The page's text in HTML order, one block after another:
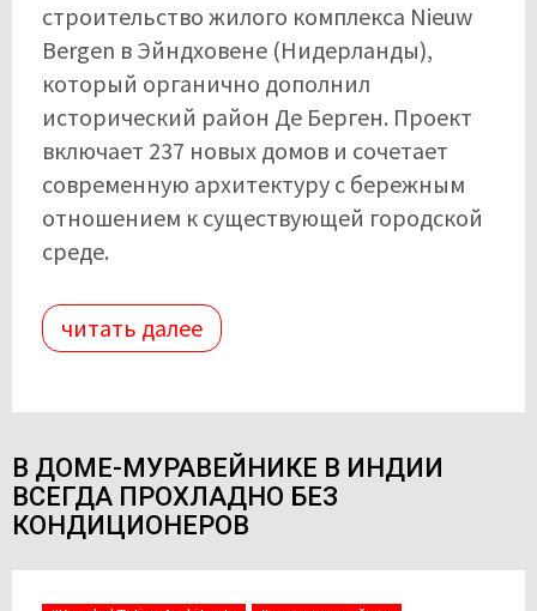
строительство жилого комплекса Nieuw
Bergen в Эйндховене (Нидерланды),
который органично дополнил
исторический район Де Берген. Проект
включает 237 новых домов и сочетает
современную архитектуру с бережным
отношением к существующей городской
среде.
читать далее
В ДОМЕ-МУРАВЕЙНИКЕ В ИНДИИ
ВСЕГДА ПРОХЛАДНО БЕЗ
КОНДИЦИОНЕРОВ